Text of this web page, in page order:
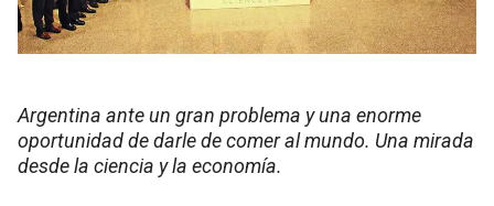
Argentina ante un gran problema y una enorme
oportunidad de darle de comer al mundo. Una mirada
desde la ciencia y la economía.